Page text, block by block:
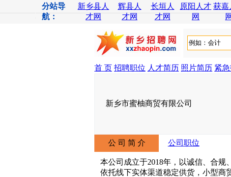
分站导
航：
新乡县人
才网
辉县人
才网
长垣人
才网
原阳人才
网
获嘉
网
首 页 招聘职位 人才简历 照片简历 紧
新乡市蜜柚商贸有限公司
公 司 简 介
公司职位
本公司成立于2018年，以诚信、合规
依托线下实体渠道稳定供货，小型商